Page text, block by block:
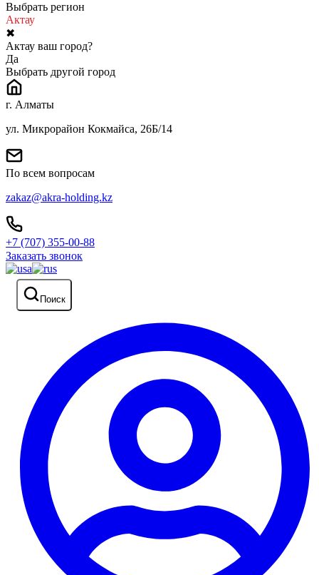
Выбрать регион
Актау
✖
Актау ваш город?
Да
Выбрать другой город
г. Алматы
ул. Микрорайон Кокмайса, 26Б/14
По всем вопросам
zakaz@akra-holding.kz
+7 (707) 355-00-88
Заказать звонок
Поиск